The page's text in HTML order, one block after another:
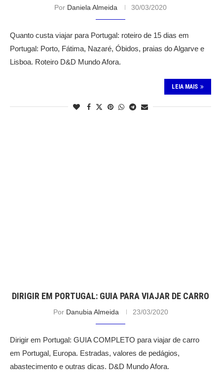
Por Daniela Almeida 30/03/2020
Quanto custa viajar para Portugal: roteiro de 15 dias em
Portugal: Porto, Fátima, Nazaré, Óbidos, praias do Algarve e
Lisboa. Roteiro D&D Mundo Afora.
LEIA MAIS
DIRIGIR EM PORTUGAL: GUIA PARA VIAJAR DE CARRO
Por Danubia Almeida 23/03/2020
Dirigir em Portugal: GUIA COMPLETO para viajar de carro
em Portugal, Europa. Estradas, valores de pedágios,
abastecimento e outras dicas. D&D Mundo Afora.